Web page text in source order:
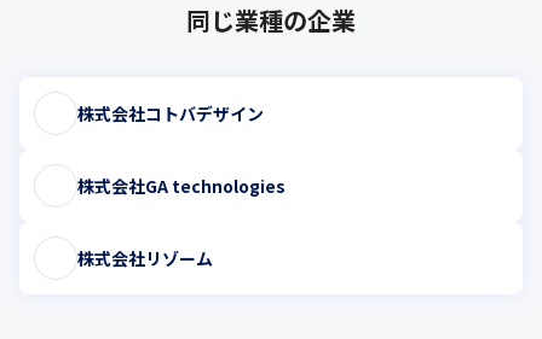
同じ業種の企業
株式会社コトバデザイン
株式会社GA technologies
株式会社リゾーム